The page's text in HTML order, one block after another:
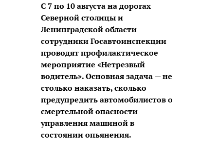
С 7 по 10 августа на дорогах
Северной столицы и
Ленинградской области
сотрудники Госавтоинспекции
проводят профилактическое
мероприятие «Нетрезвый
водитель». Основная задача — не
столько наказать, сколько
предупредить автомобилистов о
смертельной опасности
управления машиной в
состоянии опьянения.